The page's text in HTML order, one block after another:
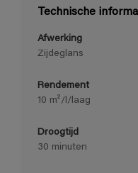
Technische
Afwerking
Zijdeglans
Rendement
10 m²/l/laag
Droogtijd
30 minuten